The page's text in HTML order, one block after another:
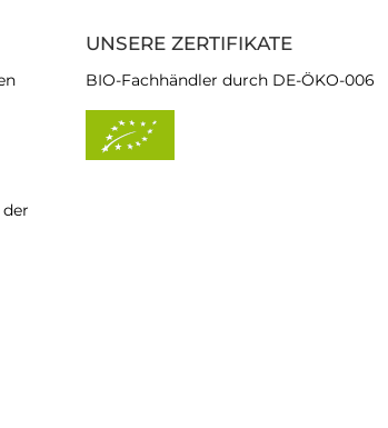
UNSERE ZERTIFIKATE
BIO-Fachhändler durch DE-ÖKO-006